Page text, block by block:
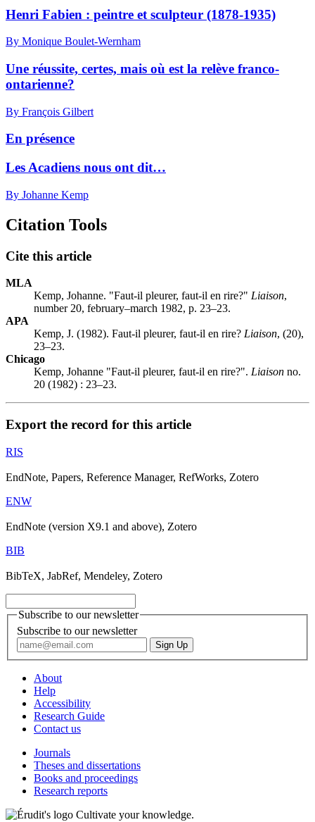
Henri Fabien : peintre et sculpteur (1878-1935)
By Monique Boulet-Wernham
Une réussite, certes, mais où est la relève franco-
ontarienne?
By François Gilbert
En présence
Les Acadiens nous ont dit…
By Johanne Kemp
Citation Tools
Cite this article
MLA
Kemp, Johanne. "Faut-il pleurer, faut-il en rire?" Liaison,
number 20, february–march 1982, p. 23–23.
APA
Kemp, J. (1982). Faut-il pleurer, faut-il en rire? Liaison, (20),
23–23.
Chicago
Kemp, Johanne "Faut-il pleurer, faut-il en rire?". Liaison no.
20 (1982) : 23–23.
Export the record for this article
RIS
EndNote, Papers, Reference Manager, RefWorks, Zotero
ENW
EndNote (version X9.1 and above), Zotero
BIB
BibTeX, JabRef, Mendeley, Zotero
Subscribe to our newsletter
Subscribe to our newsletter
About
Help
Accessibility
Research Guide
Contact us
Journals
Theses and dissertations
Books and proceedings
Research reports
Cultivate your knowledge.